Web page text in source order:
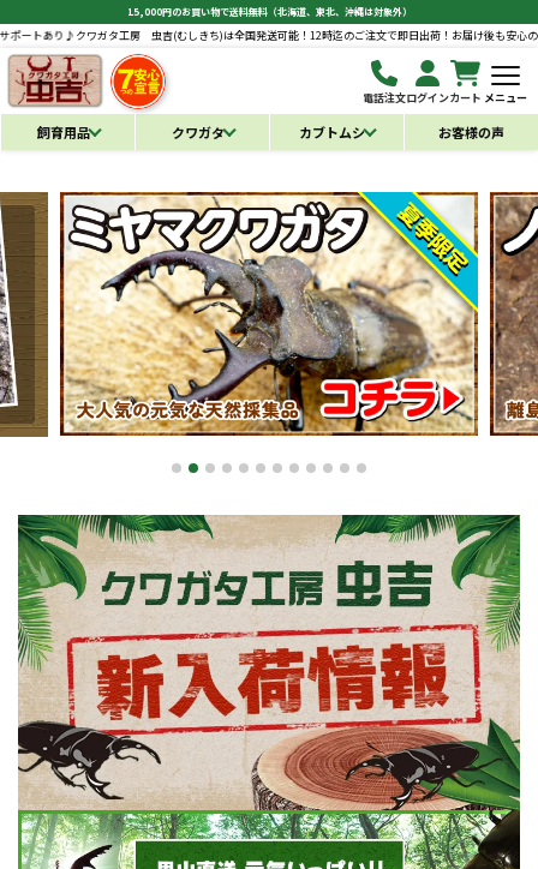
15,000円のお買い物で送料無料（北海道、東北、沖縄は対象外）
ガタ工房 虫吉(むしきち)は全国発送可能！12時迄のご注文で即日出荷！お届け後も安心の補償とサポート
電話注文ログインカート メニュー
飼育用品 クワガタ カブトムシ お客様の声